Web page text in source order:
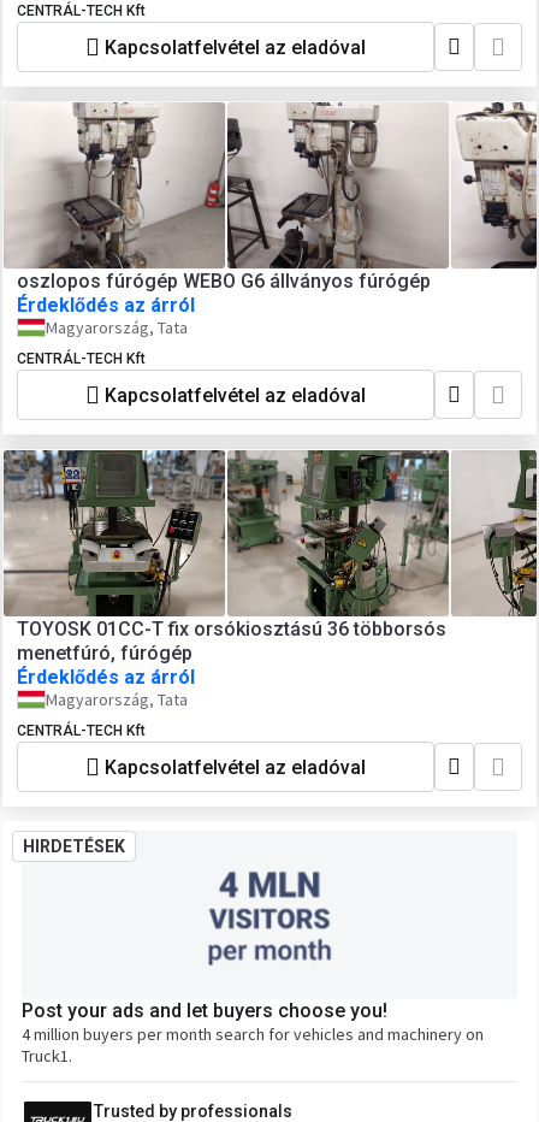
CENTRÁL-TECH Kft
Kapcsolatfelvétel az eladóval
oszlopos fúrógép WEBO G6 állványos fúrógép
Érdeklődés az árról
Magyarország, Tata
CENTRÁL-TECH Kft
Kapcsolatfelvétel az eladóval
TOYOSK 01CC-T fix orsókiosztású 36 többorsós
menetfúró, fúrógép
Érdeklődés az árról
Magyarország, Tata
CENTRÁL-TECH Kft
Kapcsolatfelvétel az eladóval
HIRDETÉSEK
Post your ads and let buyers choose you!
4 million buyers per month search for vehicles and machinery on
Truck1.
Trusted by professionals